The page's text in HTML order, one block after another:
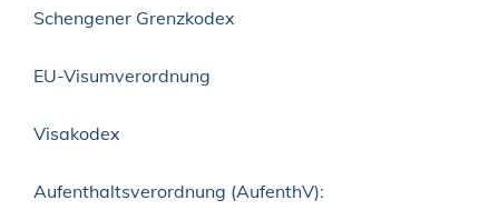
Schengener Grenzkodex
EU-Visumverordnung
Visakodex
Aufenthaltsverordnung (AufenthV):